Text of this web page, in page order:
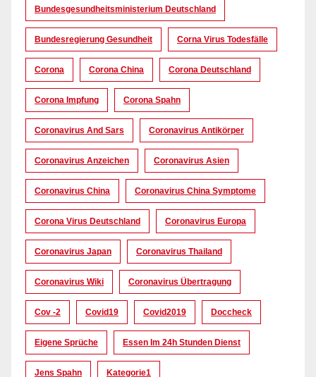
Bundesgesundheitsministerium Deutschland
Bundesregierung Gesundheit Corna Virus Todesfälle
Corona Corona China Corona Deutschland
Corona Impfung Corona Spahn
Coronavirus And Sars Coronavirus Antikörper
Coronavirus Anzeichen Coronavirus Asien
Coronavirus China Coronavirus China Symptome
Corona Virus Deutschland Coronavirus Europa
Coronavirus Japan Coronavirus Thailand
Coronavirus Wiki Coronavirus Übertragung
Cov -2 Covid19 Covid2019 Doccheck
Eigene Sprüche Essen Im 24h Stunden Dienst
Jens Spahn Kategorie1